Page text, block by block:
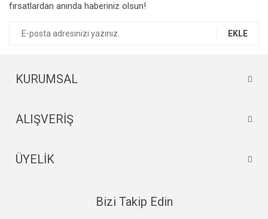
fırsatlardan anında haberiniz olsun!
EKLE
KURUMSAL
ALIŞVERİŞ
ÜYELİK
Bizi Takip Edin